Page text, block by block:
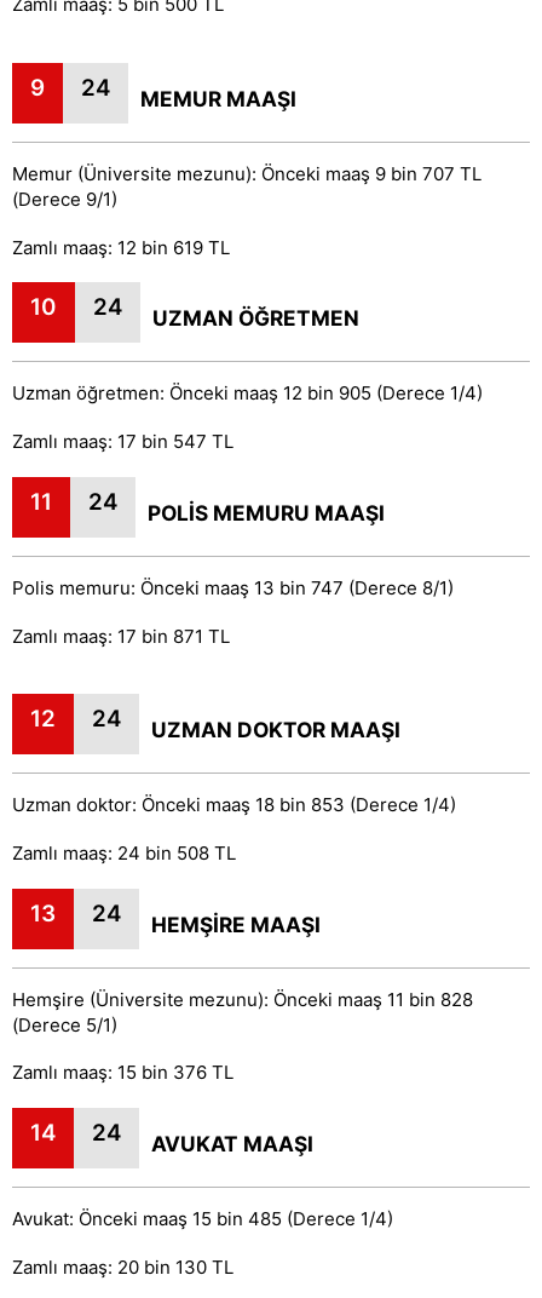
Zamlı maaş: 5 bin 500 TL
9 24 MEMUR MAAŞI
Memur (Üniversite mezunu): Önceki maaş 9 bin 707 TL
(Derece 9/1)
Zamlı maaş: 12 bin 619 TL
10 24 UZMAN ÖĞRETMEN
Uzman öğretmen: Önceki maaş 12 bin 905 (Derece 1/4)
Zamlı maaş: 17 bin 547 TL
11 24 POLİS MEMURU MAAŞI
Polis memuru: Önceki maaş 13 bin 747 (Derece 8/1)
Zamlı maaş: 17 bin 871 TL
12 24 UZMAN DOKTOR MAAŞI
Uzman doktor: Önceki maaş 18 bin 853 (Derece 1/4)
Zamlı maaş: 24 bin 508 TL
13 24 HEMŞİRE MAAŞI
Hemşire (Üniversite mezunu): Önceki maaş 11 bin 828
(Derece 5/1)
Zamlı maaş: 15 bin 376 TL
14 24 AVUKAT MAAŞI
Avukat: Önceki maaş 15 bin 485 (Derece 1/4)
Zamlı maaş: 20 bin 130 TL